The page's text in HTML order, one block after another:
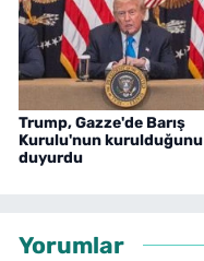
Trump, Gazze'de Barış
Kurulu'nun kurulduğunu
duyurdu
Yorumlar